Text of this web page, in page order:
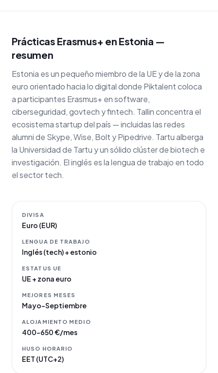
Prácticas Erasmus+ en Estonia —
resumen
Estonia es un pequeño miembro de la UE y de la zona
euro orientado hacia lo digital donde Piktalent coloca
a participantes Erasmus+ en software,
ciberseguridad, govtech y fintech. Tallin concentra el
ecosistema startup del país — incluidas las redes
alumni de Skype, Wise, Bolt y Pipedrive. Tartu alberga
la Universidad de Tartu y un sólido clúster de biotech e
investigación. El inglés es la lengua de trabajo en todo
el sector tech.
DIVISA
Euro (EUR)
LENGUA DE TRABAJO
Inglés (tech) + estonio
ESTATUS UE
UE + zona euro
MEJORES MESES
Mayo–Septiembre
ALOJAMIENTO MEDIO
400–650 €/mes
HUSO HORARIO
EET (UTC+2)